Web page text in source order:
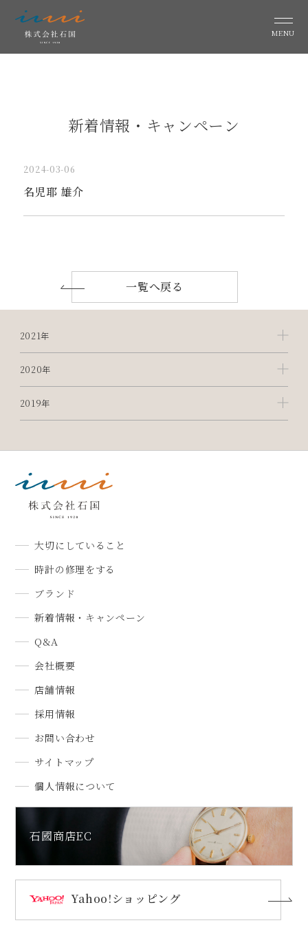
MENU
新着情報・キャンペーン
2024-03-06
名児耶 雄介
一覧へ戻る
2021年
2020年
2019年
大切にしていること
時計の修理をする
ブランド
新着情報・キャンペーン
Q&A
会社概要
店舗情報
採用情報
お問い合わせ
サイトマップ
個人情報について
石國商店EC
Yahoo!ショッピング